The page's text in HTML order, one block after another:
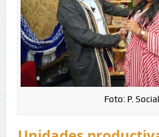
Foto: P. Social